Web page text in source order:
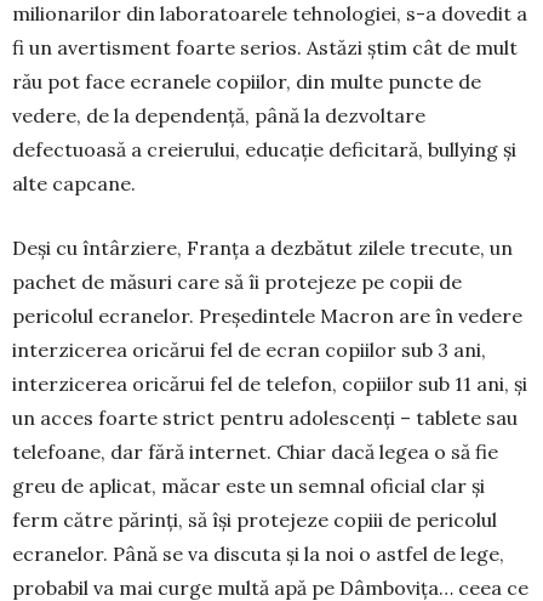
milionarilor din laboratoarele tehnologiei, s-a dovedit a
fi un avertisment foarte serios. Astăzi știm cât de mult
rău pot face ecranele copiilor, din multe puncte de
vedere, de la dependență, până la dezvoltare
defectuoasă a creierului, educație deficitară, bullying și
alte capcane.
Deși cu întârziere, Franța a dezbătut zilele trecute, un
pachet de măsuri care să îi protejeze pe copii de
pericolul ecranelor. Președintele Macron are în vedere
interzicerea oricărui fel de ecran copiilor sub 3 ani,
interzicerea oricărui fel de telefon, copiilor sub 11 ani, și
un acces foarte strict pentru adolescenți – tablete sau
telefoane, dar fără internet. Chiar dacă legea o să fie
greu de aplicat, măcar este un semnal oficial clar și
ferm către părinți, să își protejeze copiii de pericolul
ecranelor. Până se va discuta și la noi o astfel de lege,
probabil va mai curge multă apă pe Dâmbovița… ceea ce